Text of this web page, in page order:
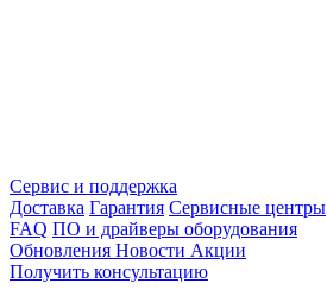
Сервис и поддержка
Доставка Гарантия Сервисные центры
FAQ ПО и драйверы оборудования
Обновления Новости Акции
Получить консультацию